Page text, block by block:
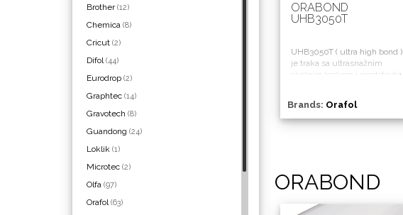
ORABOND
UHB3050T
UHB3050T ( ultra high bond )
je traka sa ultrasnažnim
akrilnim lepkom i predstavlja
Brands: Orafol
ORABOND
Brother(12)
Chemica (8)
Cricut (2)
Difol(44)
Eurodrop (2)
Graphtec (14)
Gravotech (8)
Guandong (24)
Loklik (1)
Microtec (2)
Olfa (97)
Orafol(63)
Argon Manoukian